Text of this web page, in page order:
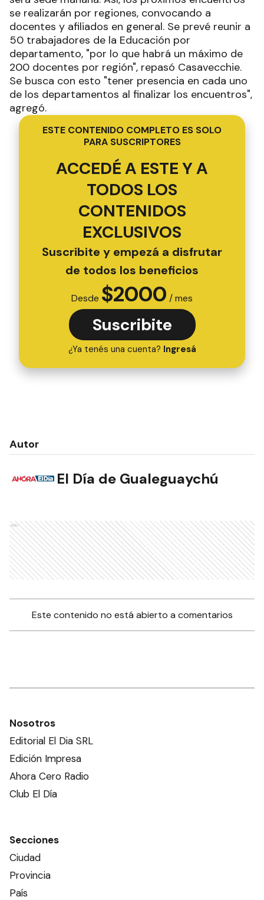
se realizarán por regiones, convocando a
docentes y afiliados en general. Se prevé reunir a
50 trabajadores de la Educación por
departamento, "por lo que habrá un máximo de
200 docentes por región", repasó Casavecchie.
Se busca con esto "tener presencia en cada uno
de los departamentos al finalizar los encuentros",
agregó.
ESTE CONTENIDO COMPLETO ES SOLO
PARA SUSCRIPTORES
ACCEDÉ A ESTE Y A
TODOS LOS
CONTENIDOS
EXCLUSIVOS
Suscribite y empezá a disfrutar
de todos los beneficios
Desde $2000 / mes
Suscribite
¿Ya tenés una cuenta? Ingresá
Autor
El Día de Gualeguaychú
Ads
Este contenido no está abierto a comentarios
Nosotros
Editorial El Dia SRL
Edición Impresa
Ahora Cero Radio
Club El Día
Secciones
Ciudad
Provincia
País